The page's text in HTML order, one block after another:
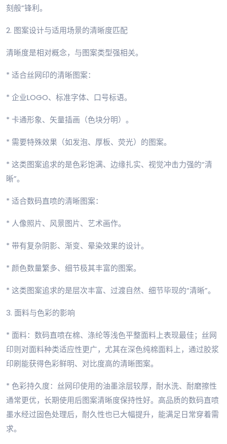
刻般”锋利。
2. 图案设计与适用场景的清晰度匹配
清晰度是相对概念，与图案类型强相关。
* 适合丝网印的清晰图案：
* 企业LOGO、标准字体、口号标语。
* 卡通形象、矢量插画（色块分明）。
* 需要特殊效果（如发泡、厚板、荧光）的图案。
* 这类图案追求的是色彩饱满、边缘扎实、视觉冲击力强的“清
晰”。
* 适合数码直喷的清晰图案：
* 人像照片、风景图片、艺术画作。
* 带有复杂阴影、渐变、晕染效果的设计。
* 颜色数量繁多、细节极其丰富的图案。
* 这类图案追求的是层次丰富、过渡自然、细节毕现的“清晰”。
3. 面料与色彩的影响
* 面料：数码直喷在棉、涤纶等浅色平整面料上表现最佳；丝网
印则对面料种类适应性更广，尤其在深色纯棉面料上，通过胶浆
印刷能获得色彩鲜明、对比度高的清晰图案。
* 色彩持久度：丝网印使用的油墨涂层较厚，耐水洗、耐磨擦性
通常更优，长期使用后图案清晰度保持性好。高品质的数码直喷
墨水经过固色处理后，耐久性也已大幅提升，能满足日常穿着需
求。